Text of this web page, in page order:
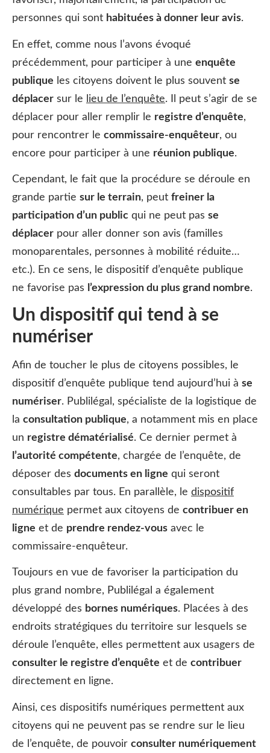
personnes qui sont habituées à donner leur avis.
En effet, comme nous l’avons évoqué
précédemment, pour participer à une enquête
publique les citoyens doivent le plus souvent se
déplacer sur le lieu de l’enquête. Il peut s’agir de se
déplacer pour aller remplir le registre d’enquête,
pour rencontrer le commissaire-enquêteur, ou
encore pour participer à une réunion publique.
Cependant, le fait que la procédure se déroule en
grande partie sur le terrain, peut freiner la
participation d’un public qui ne peut pas se
déplacer pour aller donner son avis (familles
monoparentales, personnes à mobilité réduite…
etc.). En ce sens, le dispositif d’enquête publique
ne favorise pas
l’expression du plus grand nombre.
Un dispositif qui tend à se
numériser
Afin de toucher le plus de citoyens possibles, le
dispositif d’enquête publique tend aujourd’hui à se
numériser. Publilégal, spécialiste de la logistique de
la consultation publique, a notamment mis en place
un registre dématérialisé. Ce dernier permet à
l’autorité compétente, chargée de l’enquête, de
déposer des documents en ligne qui seront
consultables par tous. En parallèle, le dispositif
numérique permet aux citoyens de contribuer en
ligne et de prendre rendez-vous avec le
commissaire-enquêteur.
Toujours en vue de favoriser la participation du
plus grand nombre, Publilégal a également
développé des bornes numériques. Placées à des
endroits stratégiques du territoire sur lesquels se
déroule l’enquête, elles permettent aux usagers de
consulter le registre d’enquête et de contribuer
directement en ligne.
Ainsi, ces dispositifs numériques permettent aux
citoyens qui ne peuvent pas se rendre sur le lieu
de l’enquête, de pouvoir consulter numériquement